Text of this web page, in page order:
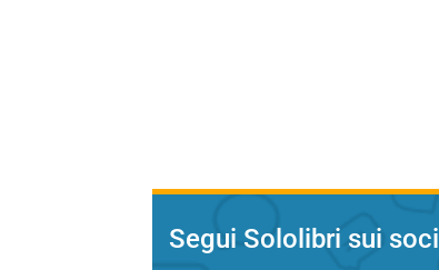
Segui Sololibri sui